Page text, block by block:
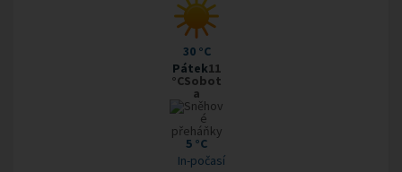
30 °C
Pátek11
°CSobot
a
5 °C
In-počasí